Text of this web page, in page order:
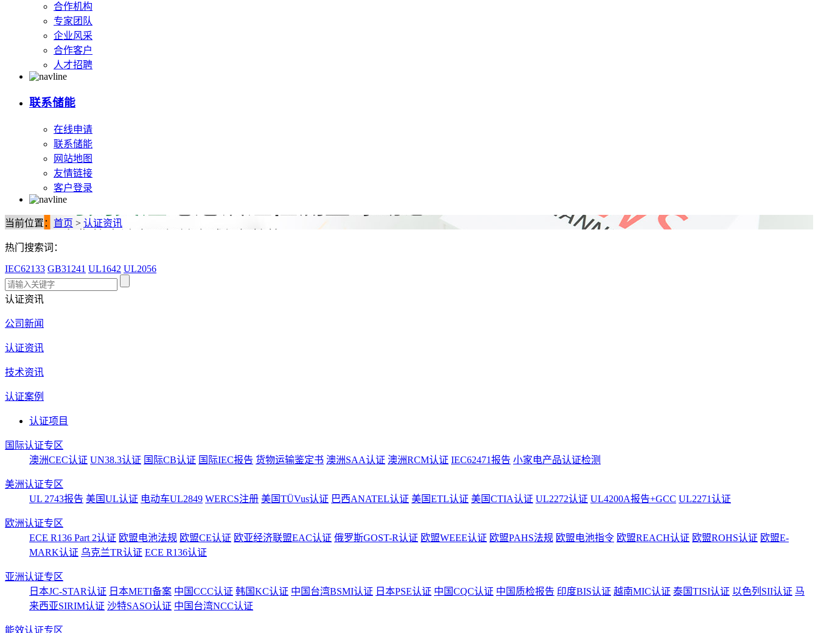
合作机构
专家团队
企业风采
合作客户
人才招聘
联系储能
在线申请
联系储能
网站地图
友情链接
客户登录
当前位置： 首页 > 认证资讯
热门搜索词：
IEC62133 GB31241 UL1642 UL2056
认证资讯
公司新闻
认证资讯
技术资讯
认证案例
认证项目
国际认证专区
澳洲CEC认证 UN38.3认证 国际CB认证 国际IEC报告 货物运输鉴定书 澳洲SAA认证 澳洲RCM认证 IEC62471报告 小家电产品认证检测
美洲认证专区
UL 2743报告 美国UL认证 电动车UL2849 WERCS注册 美国TÜVus认证 巴西ANATEL认证 美国ETL认证 美国CTIA认证 UL2272认证 UL4200A报告+GCC UL2271认证
欧洲认证专区
ECE R136 Part 2认证 欧盟电池法规 欧盟CE认证 欧亚经济联盟EAC认证 俄罗斯GOST-R认证 欧盟WEEE认证 欧盟PAHS法规 欧盟电池指令 欧盟REACH认证 欧盟ROHS认证 欧盟E-
MARK认证 乌克兰TR认证 ECE R136认证
亚洲认证专区
日本JC-STAR认证 日本METI备案 中国CCC认证 韩国KC认证 中国台湾BSMI认证 日本PSE认证 中国CQC认证 中国质检报告 印度BIS认证 越南MIC认证 泰国TISI认证 以色列SII认证 马
来西亚SIRIM认证 沙特SASO认证 中国台湾NCC认证
能效认证专区